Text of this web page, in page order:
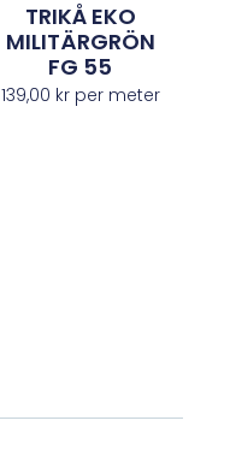
TRIKÅ EKO
MILITÄRGRÖN
FG 55
139,00 krper meter